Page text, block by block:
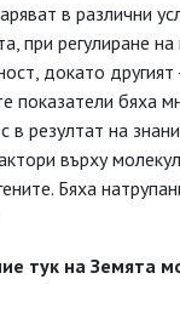
в различни
при регулиране
докато
показатели бяха
резултат на
върху
Бяха
тук на Земята